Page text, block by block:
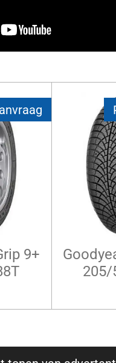
9+
205/